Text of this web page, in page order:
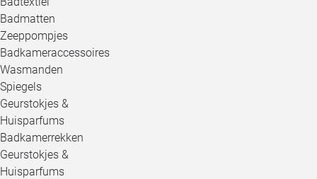
Badmatten
Zeeppompjes
Badkameraccessoires
Wasmanden
Spiegels
Geurstokjes &
Huisparfums
Badkamerrekken
Geurstokjes &
Huisparfums